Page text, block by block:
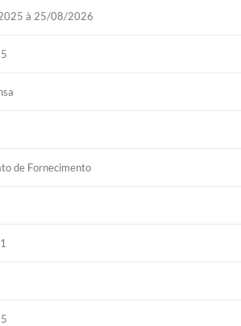
à 25/08/2026
de Fornecimento